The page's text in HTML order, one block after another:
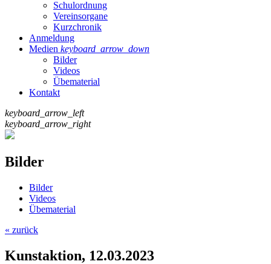
Schulordnung
Vereinsorgane
Kurzchronik
Anmeldung
Medien keyboard_arrow_down
Bilder
Videos
Übematerial
Kontakt
keyboard_arrow_left
keyboard_arrow_right
Bilder
Bilder
Videos
Übematerial
« zurück
Kunstaktion, 12.03.2023